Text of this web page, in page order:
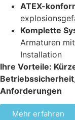
ATEX-
Komplette
Armaturen
Installation
Ihre Vorteile:
Anforderungen
Mehr erfahren